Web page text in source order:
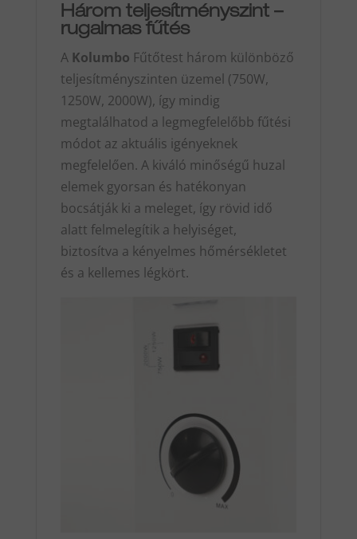
Három teljesítményszint –
rugalmas fűtés
A Kolumbo Fűtőtest három különböző
teljesítményszinten üzemel (750W,
1250W, 2000W), így mindig
megtalálhatod a legmegfelelőbb fűtési
módot az aktuális igényeknek
megfelelően. A kiváló minőségű huzal
elemek gyorsan és hatékonyan
bocsátják ki a meleget, így rövid idő
alatt felmelegítik a helyiséget,
biztosítva a kényelmes hőmérsékletet
és a kellemes légkört.